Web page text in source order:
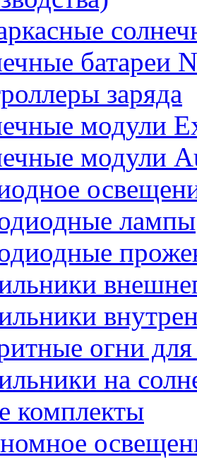
батареи
заряда
модули
модули
лампы
огни
на
комплекты